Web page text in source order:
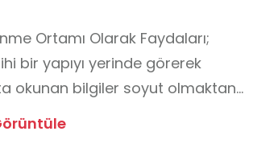
Ortamı Olarak Faydaları;
bir yapıyı yerinde görerek
okunan bilgiler soyut olmaktan
dönüşür. “Görerek-